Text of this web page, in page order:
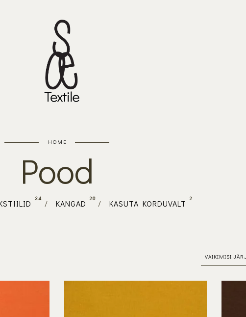
HOME
Pood
34 / KANGAD 28 / KASUTA KORDUVALT 2
VAIKIMISI